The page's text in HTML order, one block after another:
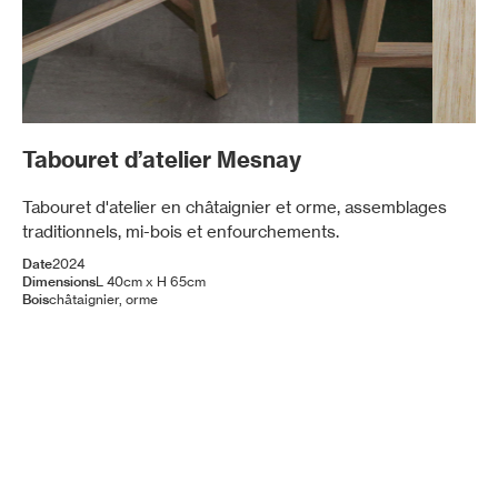
Tabouret d’atelier Mesnay
Tabouret d'atelier en châtaignier et orme, assemblages
traditionnels, mi-bois et enfourchements.
Date2024
DimensionsL 40cm x H 65cm
Boischâtaignier, orme